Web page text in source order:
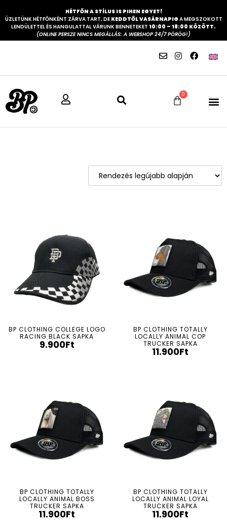
HÉTFŐN A STÍLUS IS PIHEN EGYET!
ÜZLETÜNK HÉTFŐNKÉNT ZÁRVA TART, DE KEDDTŐL VASÁRNAPIG A MEGSZOKOTT
LENDÜLETTEL ÉS HANGULATTAL VÁRUNK BENNETEKET 10:00 – 18:00 KÖZÖTT.
(ONLINE PERSZE NINCS MEGÁLLÁS: A WEBSHOP 24/7 PÖRÖG!)
0
BP CLOTHING COLLEGE LOGO
RACING BLACK SAPKA
9.900Ft
BP CLOTHING TOTALLY
LOCALLY ANIMAL COP
TRUCKER SAPKA
11.900Ft
BP CLOTHING TOTALLY
LOCALLY ANIMAL BOSS
TRUCKER SAPKA
11.900Ft
BP CLOTHING TOTALLY
LOCALLY ANIMAL LOYAL
TRUCKER SAPKA
11.900Ft